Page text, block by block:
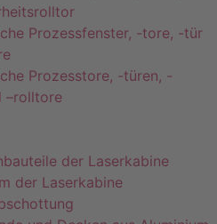
Prozessfenster, -tore, -tür
Prozesstore, -türen, -
–rolltore
der Laserkabine
der Laserkabine